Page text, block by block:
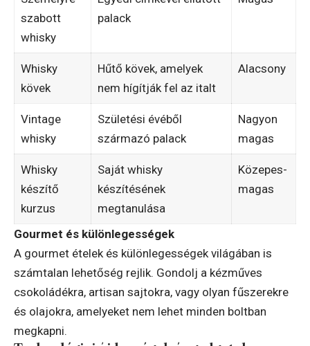
szabott
whisky
palack
Whisky
kövek
Hűtő kövek, amelyek
nem hígítják fel az italt
Alacsony
Vintage
whisky
Születési évéből
származó palack
Nagyon
magas
Whisky
készítő
kurzus
Saját whisky
készítésének
megtanulása
Közepes-
magas
Gourmet és különlegességek
A gourmet ételek és különlegességek világában is
számtalan lehetőség rejlik. Gondolj a kézműves
csokoládékra, artisan sajtokra, vagy olyan fűszerekre
és olajokra, amelyeket nem lehet minden boltban
megkapni.